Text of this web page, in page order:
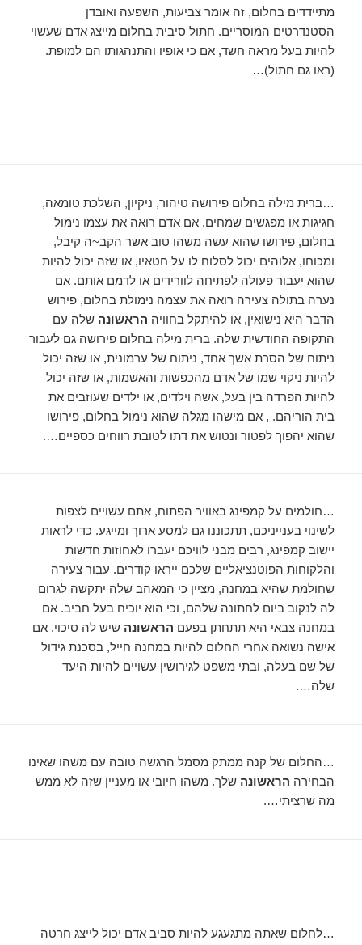
מתיידדים בחלום, זה אומר צביעות, השפעה ואובדן
הסטנדרטים המוסריים. חתול סיבית בחלום מייצג אדם שעשוי
להיות בעל מראה חשד, אם כי אופיו והתנהגותו הם למופת.
(ראו גם חתול)…
…ברית מילה בחלום פירושה טיהור, ניקיון, השלכת טומאה,
חגיגות או מפגשים שמחים. אם אדם רואה את עצמו נימול
בחלום, פירושו שהוא עשה משהו טוב אשר הקב~ה קיבל,
ומכוחו, אלוהים יכול לסלוח לו על חטאיו, או שזה יכול להיות
שהוא יעבור פעולה לפתיחה לוורידים או לדמם אותם. אם
נערה בתולה צעירה רואה את עצמה נימולת בחלום, פירוש
הדבר היא נישואין, או להיתקל בחוויה הראשונה שלה עם
התקופה החודשית שלה. ברית מילה בחלום פירושה גם לעבור
ניתוח של הסרת אשך אחד, ניתוח של ערמונית, או שזה יכול
להיות ניקוי שמו של אדם מהכפשות והאשמות, או שזה יכול
להיות הפרדה בין בעל, אשה וילדים, או ילדים שעוזבים את
בית הוריהם. , אם מישהו מגלה שהוא נימול בחלום, פירושו
שהוא יהפוך לפטור ונטוש את דתו לטובת רווחים כספיים….
…חולמים על קמפינג באוויר הפתוח, אתם עשויים לצפות
לשינוי בענייניכם, תתכוננו גם למסע ארוך ומייגע. כדי לראות
יישוב קמפינג, רבים מבני לוויכם יעברו לאחוזות חדשות
והלקוחות הפוטנציאליים שלכם ייראו קודרים. עבור צעירה
שחולמת שהיא במחנה, מציין כי המאהב שלה יתקשה לגרום
לה לנקוב ביום לחתונה שלהם, וכי הוא יוכיח בעל חביב. אם
במחנה צבאי היא תתחתן בפעם הראשונה שיש לה סיכוי. אם
אישה נשואה אחרי החלום להיות במחנה חייל, בסכנת גידול
של שם בעלה, ובתי משפט לגירושין עשויים להיות היעד
שלה….
…החלום של קנה ממתק מסמל הרגשה טובה עם משהו שאינו
הבחירה הראשונה שלך. משהו חיובי או מעניין שזה לא ממש
מה שרציתי….
…לחלום שאתה מתגעגע להיות סביב אדם יכול לייצג חרטה